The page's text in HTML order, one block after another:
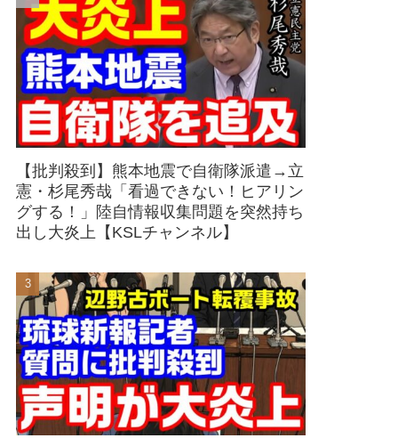
【批判殺到】熊本地震で自衛隊派遣→立
憲・杉尾秀哉「看過できない！ヒアリン
グする！」陸自情報収集問題を突然持ち
出し大炎上【KSLチャンネル】